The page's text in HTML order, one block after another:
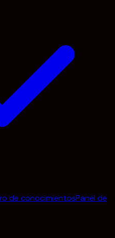
de conocimientosPanel de